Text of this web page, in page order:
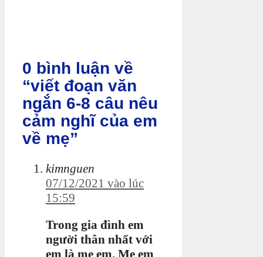
0 bình luận về
“viết đoạn văn
ngắn 6-8 câu nêu
cảm nghĩ của em
về mẹ”
kimnguen
07/12/2021 vào lúc
15:59
Trong gia đình em
người thân nhất với
em là mẹ em. Mẹ em